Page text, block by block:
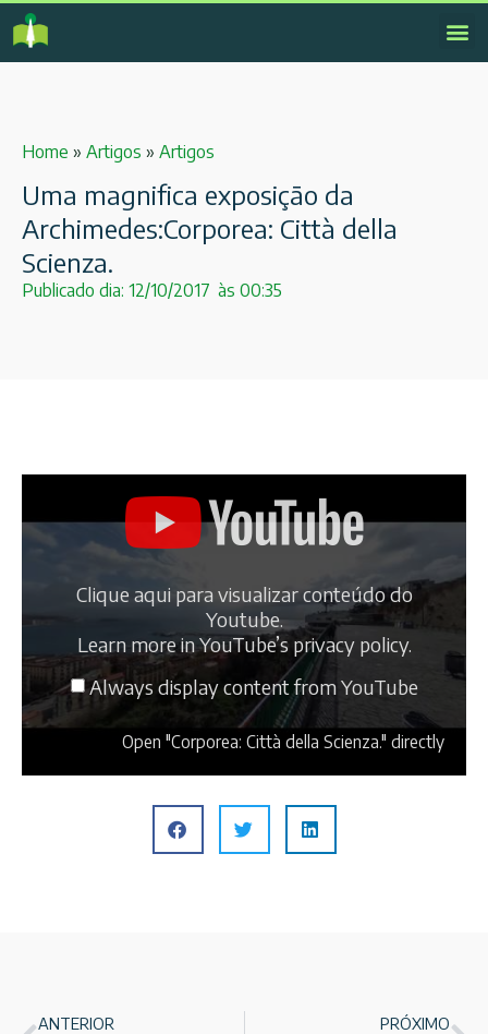
Home » Artigos » Artigos
Uma magnifica exposição da
Archimedes:Corporea: Città della
Scienza.
Publicado dia: 12/10/2017 às 00:35
Clique aqui para visualizar conteúdo do
Youtube.
Learn more inYouTube’s privacy policy.
Always display content from YouTube
Open "Corporea: Città della Scienza." directly
ANTERIOR PRÓXIMO